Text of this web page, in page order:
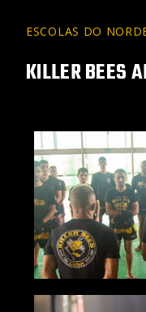
ESCOLAS DO
KILLER BEES